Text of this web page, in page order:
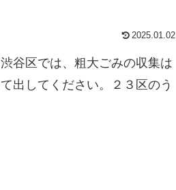
2025.01.02
谷区では、粗大ごみの収集は
出してください。２３区のう